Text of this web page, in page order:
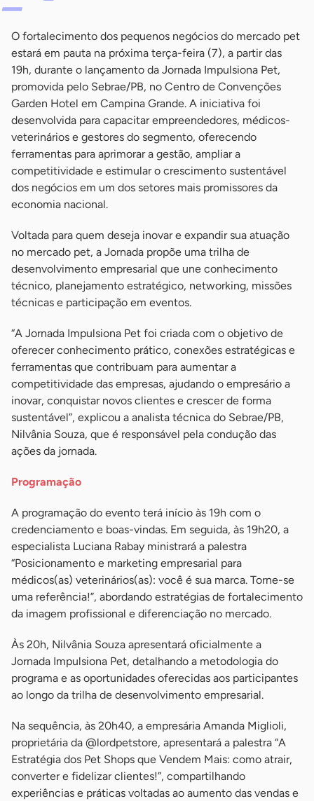
O fortalecimento dos pequenos negócios do mercado pet
estará em pauta na próxima terça-feira (7), a partir das
19h, durante o lançamento da Jornada Impulsiona Pet,
promovida pelo Sebrae/PB, no Centro de Convenções
Garden Hotel em Campina Grande. A iniciativa foi
desenvolvida para capacitar empreendedores, médicos-
veterinários e gestores do segmento, oferecendo
ferramentas para aprimorar a gestão, ampliar a
competitividade e estimular o crescimento sustentável
dos negócios em um dos setores mais promissores da
economia nacional.
Voltada para quem deseja inovar e expandir sua atuação
no mercado pet, a Jornada propõe uma trilha de
desenvolvimento empresarial que une conhecimento
técnico, planejamento estratégico, networking, missões
técnicas e participação em eventos.
“A Jornada Impulsiona Pet foi criada com o objetivo de
oferecer conhecimento prático, conexões estratégicas e
ferramentas que contribuam para aumentar a
competitividade das empresas, ajudando o empresário a
inovar, conquistar novos clientes e crescer de forma
sustentável”, explicou a analista técnica do Sebrae/PB,
Nilvânia Souza, que é responsável pela condução das
ações da jornada.
Programação
A programação do evento terá início às 19h com o
credenciamento e boas-vindas. Em seguida, às 19h20, a
especialista Luciana Rabay ministrará a palestra
“Posicionamento e marketing empresarial para
médicos(as) veterinários(as): você é sua marca. Torne-se
uma referência!”, abordando estratégias de fortalecimento
da imagem profissional e diferenciação no mercado.
Às 20h, Nilvânia Souza apresentará oficialmente a
Jornada Impulsiona Pet, detalhando a metodologia do
programa e as oportunidades oferecidas aos participantes
ao longo da trilha de desenvolvimento empresarial.
Na sequência, às 20h40, a empresária Amanda Miglioli,
proprietária da @lordpetstore, apresentará a palestra “A
Estratégia dos Pet Shops que Vendem Mais: como atrair,
converter e fidelizar clientes!”, compartilhando
experiências e práticas voltadas ao aumento das vendas e